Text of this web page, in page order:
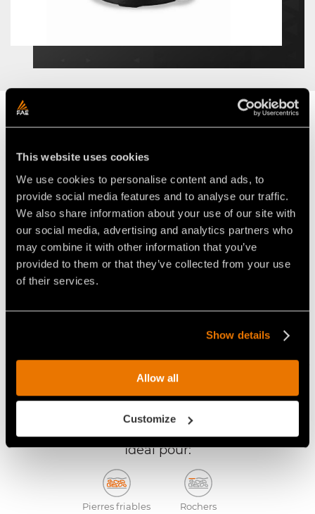
This website uses cookies
We use cookies to personalise content and ads, to
provide social media features and to analyse our traffic.
We also share information about your use of our site with
our social media, advertising and analytics partners who
may combine it with other information that you’ve
provided to them or that they’ve collected from your use
of their services.
Show details
Allow all
Customize
OUTILS D'ORIGINE FAE
Performance inégalée
Outil STC/3
Idéal pour:
Pierres friables Rochers